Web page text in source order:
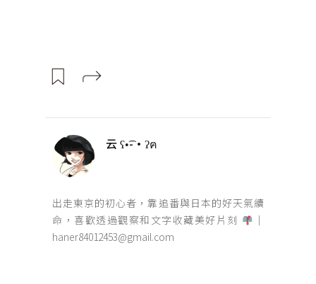
云 ʕ•͡-•ʔฅ
出走東京的初心者，靠追番與日本的好天氣續
命，喜歡透過觀察和文字收藏美好片刻
｜
haner84012453@gmail.com